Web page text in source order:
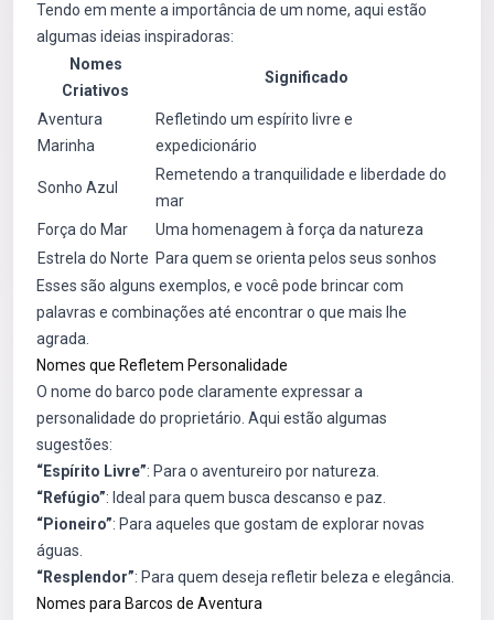
Tendo em mente a importância de um nome, aqui estão
algumas ideias inspiradoras:
Nomes
Criativos
Significado
Aventura
Marinha
Refletindo um espírito livre e
expedicionário
Sonho Azul
Remetendo a tranquilidade e liberdade do
mar
Força do Mar
Uma homenagem à força da natureza
Estrela do Norte Para quem se orienta pelos seus sonhos
Esses são alguns exemplos, e você pode brincar com
palavras e combinações até encontrar o que mais lhe
agrada.
Nomes que Refletem Personalidade
O nome do barco pode claramente expressar a
personalidade do proprietário. Aqui estão algumas
sugestões:
“Espírito Livre”: Para o aventureiro por natureza.
“Refúgio”: Ideal para quem busca descanso e paz.
“Pioneiro”: Para aqueles que gostam de explorar novas
águas.
“Resplendor”: Para quem deseja refletir beleza e elegância.
Nomes para Barcos de Aventura